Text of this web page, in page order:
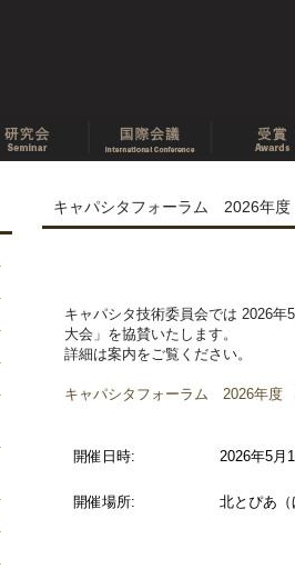
キャパシタフォーラム 2026年
キャパシタ技術委員会では 2026
大会」を協賛いたします。
詳細は案内をご覧ください。
キャパシタフォーラム 2026年度
開催日時: 2026年5月
開催場所: 北とぴあ